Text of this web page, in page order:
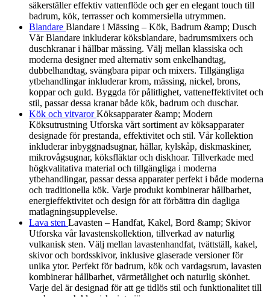
säkerställer effektiv vattenflöde och ger en elegant touch till
badrum, kök, terrasser och kommersiella utrymmen.
Blandare Blandare i Mässing – Kök, Badrum &amp; Dusch
Vår Blandare inkluderar köksblandare, badrumsmixers och
duschkranar i hållbar mässing. Välj mellan klassiska och
moderna designer med alternativ som enkelhandtag,
dubbelhandtag, svängbara pipar och mixers. Tillgängliga
ytbehandlingar inkluderar krom, mässing, nickel, brons,
koppar och guld. Byggda för pålitlighet, vatteneffektivitet och
stil, passar dessa kranar både kök, badrum och duschar.
Kök och vitvarorKöksapparater &amp; Modern
Köksutrustning Utforska vårt sortiment av köksapparater
designade för prestanda, effektivitet och stil. Vår kollektion
inkluderar inbyggnadsugnar, hällar, kylskåp, diskmaskiner,
mikrovågsugnar, köksfläktar och diskhoar. Tillverkade med
högkvalitativa material och tillgängliga i moderna
ytbehandlingar, passar dessa apparater perfekt i både moderna
och traditionella kök. Varje produkt kombinerar hållbarhet,
energieffektivitet och design för att förbättra din dagliga
matlagningsupplevelse.
Lava sten Lavasten – Handfat, Kakel, Bord &amp; Skivor
Utforska vår lavastenskollektion, tillverkad av naturlig
vulkanisk sten. Välj mellan lavastenhandfat, tvättställ, kakel,
skivor och bordsskivor, inklusive glaserade versioner för
unika ytor. Perfekt för badrum, kök och vardagsrum, lavasten
kombinerar hållbarhet, värmetålighet och naturlig skönhet.
Varje del är designad för att ge tidlös stil och funktionalitet till